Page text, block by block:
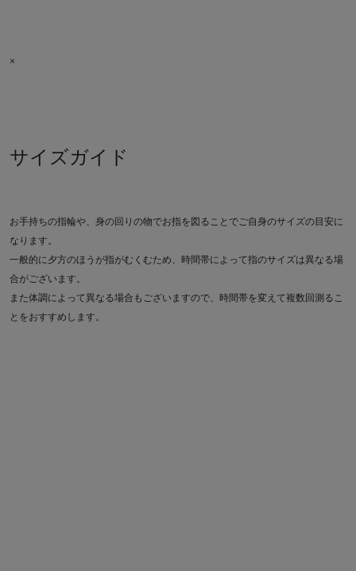
×
サイズガイド
お手持ちの指輪や、身の回りの物でお指を図ることでご自身のサイズの目安に
なります。
一般的に夕方のほうが指がむくむため、時間帯によって指のサイズは異なる場
合がございます。
また体調によって異なる場合もございますので、時間帯を変えて複数回測るこ
とをおすすめします。